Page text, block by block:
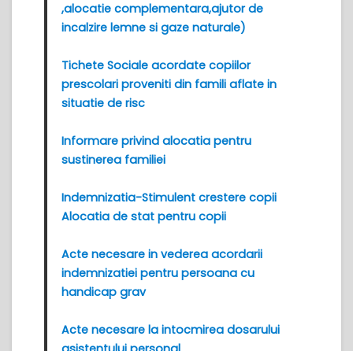
,alocatie complementara,ajutor de
incalzire lemne si gaze naturale)
Tichete Sociale acordate copiilor
prescolari proveniti din famili aflate in
situatie de risc
Informare privind alocatia pentru
sustinerea familiei
Indemnizatia-Stimulent crestere copii
Alocatia de stat pentru copii
Acte necesare in vederea acordarii
indemnizatiei pentru persoana cu
handicap grav
Acte necesare la intocmirea dosarului